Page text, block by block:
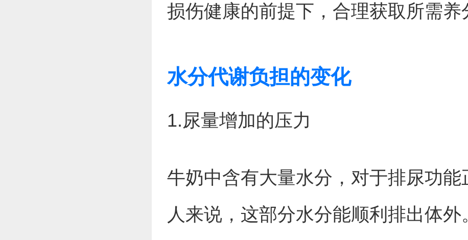
损伤健康的前提下，合理获取所需养
水分代谢负担的变化
1.尿量增加的压力
牛奶中含有大量水分，对于排尿功能
人来说，这部分水分能顺利排出体外